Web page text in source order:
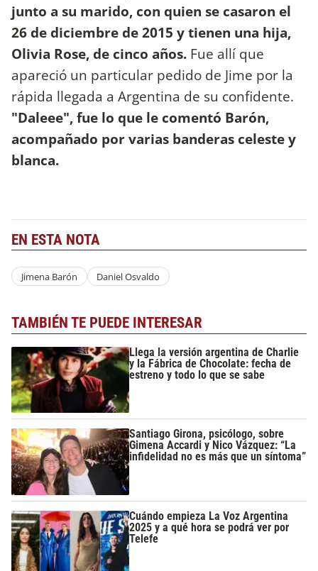
junto a su marido, con quien se casaron el
26 de diciembre de 2015 y tienen una hija,
Olivia Rose, de cinco años. Fue allí que
apareció un particular pedido de Jime por la
rápida llegada a Argentina de su confidente.
"Daleee", fue lo que le comentó Barón,
acompañado por varias banderas celeste y
blanca.
EN ESTA NOTA
Jimena Barón Daniel Osvaldo
TAMBIÉN TE PUEDE INTERESAR
Llega la versión argentina de Charlie
y la Fábrica de Chocolate: fecha de
estreno y todo lo que se sabe
Santiago Girona, psicólogo, sobre
Gimena Accardi y Nico Vázquez: “La
infidelidad no es más que un síntoma”
Cuándo empieza La Voz Argentina
2025 y a qué hora se podrá ver por
Telefe